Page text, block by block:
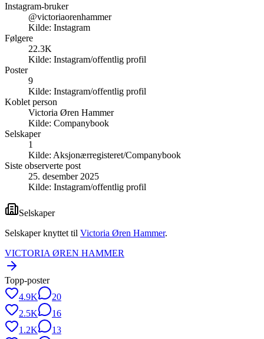
Instagram-bruker
@victoriaorenhammer
Kilde: Instagram
Følgere
22.3K
Kilde: Instagram/offentlig profil
Poster
9
Kilde: Instagram/offentlig profil
Koblet person
Victoria Øren Hammer
Kilde: Companybook
Selskaper
1
Kilde: Aksjonærregisteret/Companybook
Siste observerte post
25. desember 2025
Kilde: Instagram/offentlig profil
Selskaper
Selskaper knyttet til Victoria Øren Hammer.
VICTORIA ØREN HAMMER
Topp-poster
4.9K
20
2.5K
16
1.2K
13